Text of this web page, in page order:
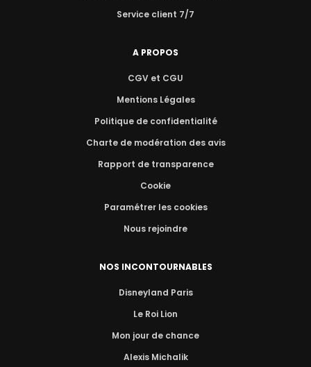
Service client 7/7
A PROPOS
CGV et CGU
Mentions Légales
Politique de confidentialité
Charte de modération des avis
Rapport de transparence
Cookie
Paramétrer les cookies
Nous rejoindre
NOS INCONTOURNABLES
Disneyland Paris
Le Roi Lion
Mon jour de chance
Alexis Michalik